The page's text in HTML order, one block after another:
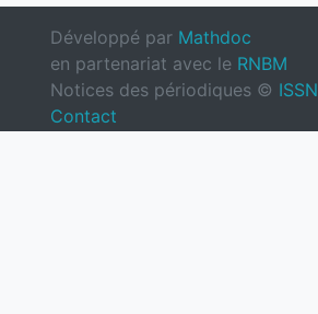
Développé par Mathdoc
en partenariat avec le RNBM
Notices des périodiques © ISSN
Contact